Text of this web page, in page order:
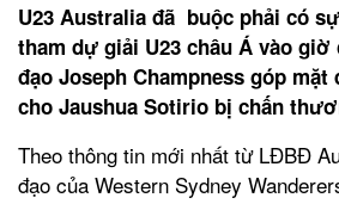
U23 Australia đã buộc phải có
tham dự giải U23 châu Á vào
đạo Joseph Champness góp mặt
cho Jaushua Sotirio bị chấn
Theo thông tin mới nhất từ LĐBĐ
đạo của Western Sydney